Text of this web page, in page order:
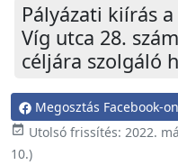
Pályázati kiírás
Víg utca 28.
céljára szolgáló
Megosztás Facebook-on
event_available Utolsó frissítés: 2022.
10.)